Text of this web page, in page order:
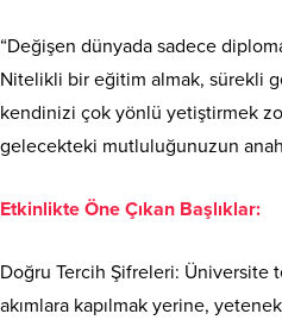
“Değişen dünyada sadece
Nitelikli bir eğitim almak, sürekli
kendinizi çok yönlü yetiştirmek
gelecekteki mutluluğunuzun
Etkinlikte Öne Çıkan Başlıklar:
Doğru Tercih Şifreleri: Üniversite
akımlara kapılmak yerine,